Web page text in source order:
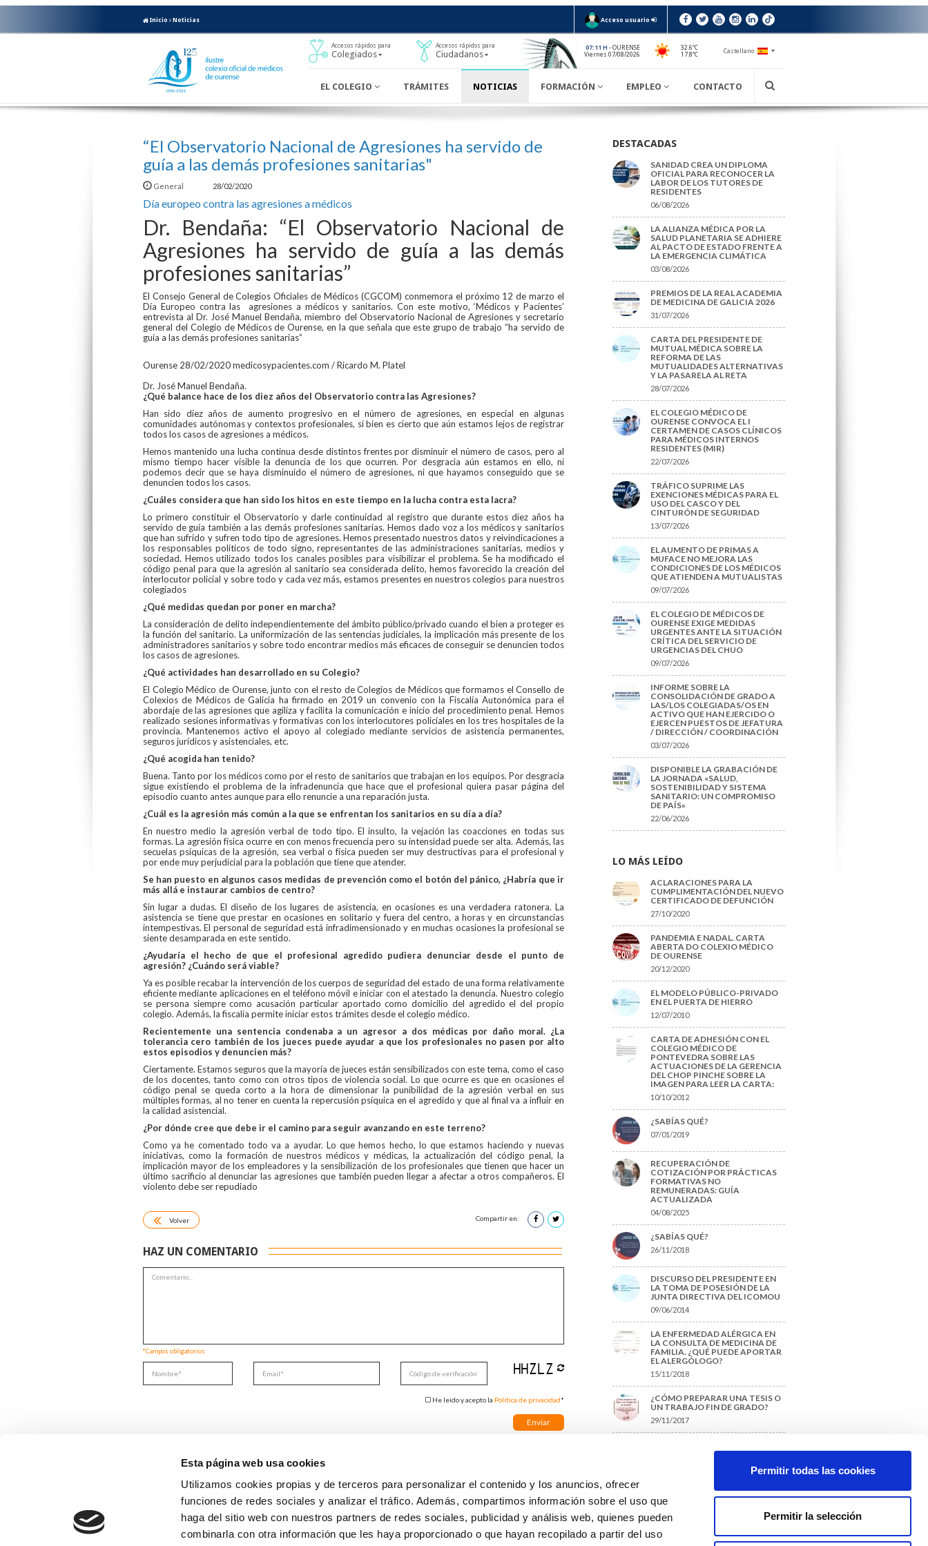
Esta página web usa cookies
Utilizamos cookies propias y de terceros para personalizar el contenido y los anuncios, ofrecer
funciones de redes sociales y analizar el tráfico. Además, compartimos información sobre el uso que
haga del sitio web con nuestros partners de redes sociales, publicidad y análisis web, quienes pueden
combinarla con otra información que les haya proporcionado o que hayan recopilado a partir del uso
Permitir todas las cookies
Permitir la selección
Inicio Noticias Acceso usuario
Accesos rápidos para
Colegiados
Accesos rápidos para
Ciudadanos
07:11 H - OURENSE
Viernes 07/08/2026
32.6ºC
17.8ºC
Castellano
EL COLEGIO TRÁMITES NOTICIAS FORMACIÓN EMPLEO CONTACTO
“El Observatorio Nacional de Agresiones ha servido de
guía a las demás profesiones sanitarias"
General 28/02/2020
Día europeo contra las agresiones a médicos
Dr. Bendaña: “El Observatorio Nacional de
Agresiones ha servido de guía a las demás
profesiones sanitarias”
El Consejo General de Colegios Oficiales de Médicos (CGCOM) conmemora el próximo 12 de marzo el
Día Europeo contra las agresiones a médicos y sanitarios. Con este motivo, ‘Médicos y Pacientes’
entrevista al Dr. José Manuel Bendaña, miembro del Observatorio Nacional de Agresiones y secretario
general del Colegio de Médicos de Ourense, en la que señala que este grupo de trabajo “ha servido de
guía a las demás profesiones sanitarias”
Ourense 28/02/2020medicosypacientes.com / Ricardo M. Platel
Dr. José Manuel Bendaña.
¿Qué balance hace de los diez años del Observatorio contra las Agresiones?
Han sido diez años de aumento progresivo en el número de agresiones, en especial en algunas
comunidades autónomas y contextos profesionales, si bien es cierto que aún estamos lejos de registrar
todos los casos de agresiones a médicos.
Hemos mantenido una lucha continua desde distintos frentes por disminuir el número de casos, pero al
mismo tiempo hacer visible la denuncia de los que ocurren. Por desgracia aún estamos en ello, ni
podemos decir que se haya disminuido el número de agresiones, ni que hayamos conseguido que se
denuncien todos los casos.
¿Cuáles considera que han sido los hitos en este tiempo en la lucha contra esta lacra?
Lo primero constituir el Observatorio y darle continuidad al registro que durante estos diez años ha
servido de guía también a las demás profesiones sanitarias. Hemos dado voz a los médicos y sanitarios
que han sufrido y sufren todo tipo de agresiones. Hemos presentado nuestros datos y reivindicaciones a
los responsables políticos de todo signo, representantes de las administraciones sanitarias, medios y
sociedad. Hemos utilizado todos los canales posibles para visibilizar el problema. Se ha modificado el
código penal para que la agresión al sanitario sea considerada delito, hemos favorecido la creación del
interlocutor policial y sobre todo y cada vez más, estamos presentes en nuestros colegios para nuestros
colegiados
¿Qué medidas quedan por poner en marcha?
La consideración de delito independientemente del ámbito público/privado cuando el bien a proteger es
la función del sanitario. La uniformización de las sentencias judiciales, la implicación más presente de los
administradores sanitarios y sobre todo encontrar medios más eficaces de conseguir se denuncien todos
los casos de agresiones.
¿Qué actividades han desarrollado en su Colegio?
El Colegio Médico de Ourense, junto con el resto de Colegios de Médicos que formamos el Consello de
Colexios de Médicos de Galicia ha firmado en 2019 un convenio con la Fiscalía Autonómica para el
abordaje de las agresiones que agiliza y facilita la comunicación e inicio del procedimiento penal. Hemos
realizado sesiones informativas y formativas con los interlocutores policiales en los tres hospitales de la
provincia. Mantenemos activo el apoyo al colegiado mediante servicios de asistencia permanentes,
seguros jurídicos y asistenciales, etc.
¿Qué acogida han tenido?
Buena. Tanto por los médicos como por el resto de sanitarios que trabajan en los equipos. Por desgracia
sigue existiendo el problema de la infradenuncia que hace que el profesional quiera pasar página del
episodio cuanto antes aunque para ello renuncie a una reparación justa.
¿Cuál es la agresión más común a la que se enfrentan los sanitarios en su día a día?
En nuestro medio la agresión verbal de todo tipo. El insulto, la vejación las coacciones en todas sus
formas. La agresión física ocurre en con menos frecuencia pero su intensidad puede ser alta. Además, las
secuelas psíquicas de la agresión, sea verbal o física pueden ser muy destructivas para el profesional y
por ende muy perjudicial para la población que tiene que atender.
Se han puesto en algunos casos medidas de prevención como el botón del pánico, ¿Habría que ir
más allá e instaurar cambios de centro?
Sin lugar a dudas. El diseño de los lugares de asistencia, en ocasiones es una verdadera ratonera. La
asistencia se tiene que prestar en ocasiones en solitario y fuera del centro, a horas y en circunstancias
intempestivas. El personal de seguridad está infradimensionado y en muchas ocasiones la profesional se
siente desamparada en este sentido.
¿Ayudaría el hecho de que el profesional agredido pudiera denunciar desde el punto de
agresión? ¿Cuándo será viable?
Ya es posible recabar la intervención de los cuerpos de seguridad del estado de una forma relativamente
eficiente mediante aplicaciones en el teléfono móvil e iniciar con el atestado la denuncia. Nuestro colegio
se persona siempre como acusación particular aportado como domicilio del agredido el del propio
colegio. Además, la fiscalía permite iniciar estos trámites desde el colegio médico.
Recientemente una sentencia condenaba a un agresor a dos médicas por daño moral. ¿La
tolerancia cero también de los jueces puede ayudar a que los profesionales no pasen por alto
estos episodios y denuncien más?
Ciertamente. Estamos seguros que la mayoría de jueces están sensibilizados con este tema, como el caso
de los docentes, tanto como con otros tipos de violencia social. Lo que ocurre es que en ocasiones el
código penal se queda corto a la hora de dimensionar la punibilidad de la agresión verbal en sus
múltiples formas, al no tener en cuenta la repercusión psíquica en el agredido y que al final va a influir en
la calidad asistencial.
¿Por dónde cree que debe ir el camino para seguir avanzando en este terreno?
Como ya he comentado todo va a ayudar. Lo que hemos hecho, lo que estamos haciendo y nuevas
iniciativas, como la formación de nuestros médicos y médicas, la actualización del código penal, la
implicación mayor de los empleadores y la sensibilización de los profesionales que tienen que hacer un
último sacrificio al denunciar las agresiones que también pueden llegar a afectar a otros compañeros. El
violento debe ser repudiado
Volver Compartir en:
HAZ UN COMENTARIO
*Campos obligatorios
He leido y acepto la Política de privacidad*
DESTACADAS
SANIDAD CREA UN DIPLOMA
OFICIAL PARA RECONOCER LA
LABOR DE LOS TUTORES DE
RESIDENTES
06/08/2026
LA ALIANZA MÉDICA POR LA
SALUD PLANETARIA SE ADHIERE
AL PACTO DE ESTADO FRENTE A
LA EMERGENCIA CLIMÁTICA
03/08/2026
PREMIOS DE LA REAL ACADEMIA
DE MEDICINA DE GALICIA 2026
31/07/2026
CARTA DEL PRESIDENTE DE
MUTUAL MÉDICA SOBRE LA
REFORMA DE LAS
MUTUALIDADES ALTERNATIVAS
Y LA PASARELA AL RETA
28/07/2026
EL COLEGIO MÉDICO DE
OURENSE CONVOCA EL I
CERTAMEN DE CASOS CLÍNICOS
PARA MÉDICOS INTERNOS
RESIDENTES (MIR)
22/07/2026
TRÁFICO SUPRIME LAS
EXENCIONES MÉDICAS PARA EL
USO DEL CASCO Y DEL
CINTURÓN DE SEGURIDAD
13/07/2026
EL AUMENTO DE PRIMAS A
MUFACE NO MEJORA LAS
CONDICIONES DE LOS MÉDICOS
QUE ATIENDEN A MUTUALISTAS
09/07/2026
EL COLEGIO DE MÉDICOS DE
OURENSE EXIGE MEDIDAS
URGENTES ANTE LA SITUACIÓN
CRÍTICA DEL SERVICIO DE
URGENCIAS DEL CHUO
09/07/2026
INFORME SOBRE LA
CONSOLIDACIÓN DE GRADO A
LAS/LOS COLEGIADAS/OS EN
ACTIVO QUE HAN EJERCIDO O
EJERCEN PUESTOS DE JEFATURA
/ DIRECCIÓN / COORDINACIÓN
03/07/2026
DISPONIBLE LA GRABACIÓN DE
LA JORNADA «SALUD,
SOSTENIBILIDAD Y SISTEMA
SANITARIO: UN COMPROMISO
DE PAÍS»
22/06/2026
LO MÁS LEÍDO
ACLARACIONES PARA LA
CUMPLIMENTACIÓN DEL NUEVO
CERTIFICADO DE DEFUNCIÓN
27/10/2020
PANDEMIA E NADAL. CARTA
ABERTA DO COLEXIO MÉDICO
DE OURENSE
20/12/2020
EL MODELO PÚBLICO-PRIVADO
EN EL PUERTA DE HIERRO
12/07/2010
CARTA DE ADHESIÓN CON EL
COLEGIO MÉDICO DE
PONTEVEDRA SOBRE LAS
ACTUACIONES DE LA GERENCIA
DEL CHOP PINCHE SOBRE LA
IMAGEN PARA LEER LA CARTA:
10/10/2012
¿SABÍAS QUÉ?
07/01/2019
RECUPERACIÓN DE
COTIZACIÓN POR PRÁCTICAS
FORMATIVAS NO
REMUNERADAS: GUÍA
ACTUALIZADA
04/08/2025
¿SABÍAS QUÉ?
26/11/2018
DISCURSO DEL PRESIDENTE EN
LA TOMA DE POSESIÓN DE LA
JUNTA DIRECTIVA DEL ICOMOU
09/06/2014
LA ENFERMEDAD ALÉRGICA EN
LA CONSULTA DE MEDICINA DE
FAMILIA. ¿QUÉ PUEDE APORTAR
EL ALERGÓLOGO?
15/11/2018
¿CÓMO PREPARAR UNA TESIS O
UN TRABAJO FIN DE GRADO?
29/11/2017
protección de datos